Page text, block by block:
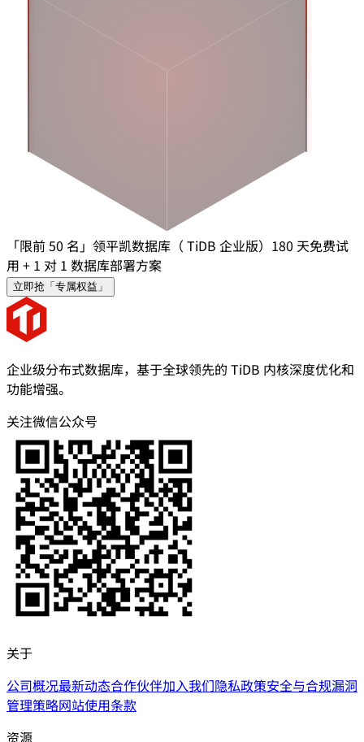
「限前 50 名」领平凯数据库（ TiDB 企业版）180 天免费试
用 + 1 对 1 数据库部署方案
立即抢「专属权益」
企业级分布式数据库，基于全球领先的 TiDB 内核深度优化和
功能增强。
关注微信公众号
关于
公司概况最新动态合作伙伴加入我们隐私政策安全与合规漏洞
管理策略网站使用条款
资源